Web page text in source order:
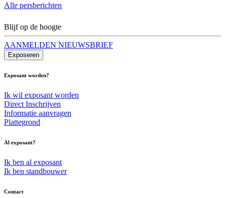
Alle persberichten
Blijf op de hoogte
AANMELDEN NIEUWSBRIEF
Exposeren
Exposant worden?
Ik wil exposant worden
Direct Inschrijven
Informatie aanvragen
Plattegrond
Al exposant?
Ik ben al exposant
Ik ben standbouwer
Contact